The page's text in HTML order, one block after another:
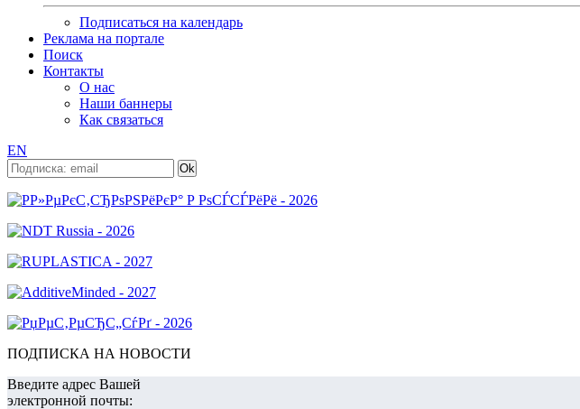
Подписаться на календарь
Реклама на портале
Поиск
Контакты
О нас
Наши баннеры
Как связаться
EN
ПОДПИСКА НА НОВОСТИ
Введите адрес Вашей
электронной почты: